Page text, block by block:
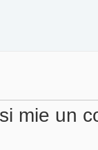
mie un